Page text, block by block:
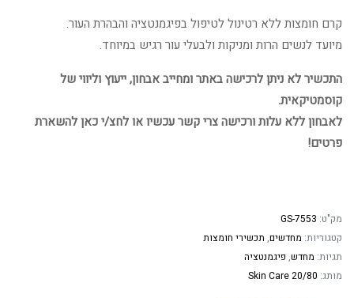
קרם חומצות ללא רטינול לטיפול בפיגמנטציה והבהרת העור.
מיועד לנשים הרות ומניקות ולבעלי עור רגיש במיוחד.
התכשיר לא ניתן לרכישה באתר ומחייב אבחון, ייעוץ וליווי של
קוסמטיקאית.
לאבחון ללא עלות ורכישה צרי קשר עכשיו או לחצ/י כאן להשארת
פרטים!
מק"ט: GS-7553
קטגוריות: מחדשים, תכשירי חומצות
תגיות: מחדש, פיגמנטציה
מותג: 20/80 Skin Care